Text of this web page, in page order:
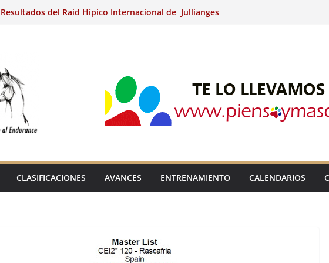
Resultados del Raid Hípico Internacional de Jullianges
Caballos Jóvenes de Raid.
Raid Hípico Eladina Kung (Badajoz).
CLASIFICACIONES AVANCES ENTRENAMIENTO CALENDARIOS